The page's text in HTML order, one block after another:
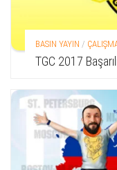
BASIN YAYIN /
TGC 2017